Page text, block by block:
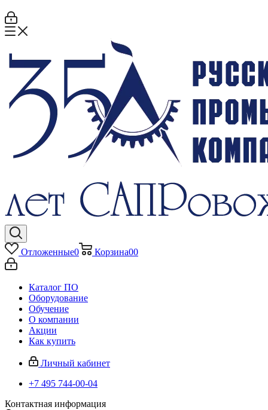
Отложенные0 Корзина00
Каталог ПО
Оборудование
Обучение
О компании
Акции
Как купить
Личный кабинет
+7 495 744-00-04
Контактная информация